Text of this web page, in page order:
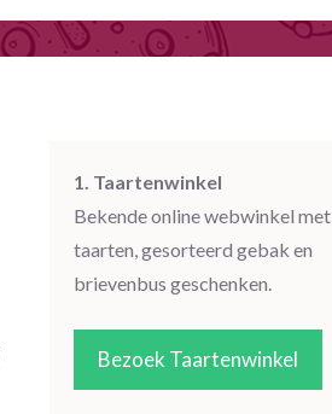
1. Taartenwinkel
Bekende online webwinkel met
taarten, gesorteerd gebak en
brievenbus geschenken.
Bezoek Taartenwinkel